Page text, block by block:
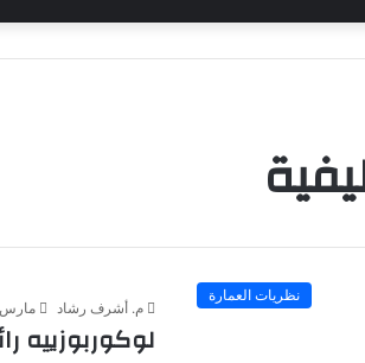
نظريات العمارة
م. أشرف رشاد مارس 4, 2024
لوكوربوزييه